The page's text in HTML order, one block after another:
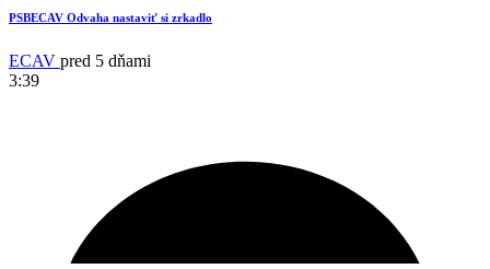
PSBECAV Odvaha nastaviť si zrkadlo
ECAV pred 5 dňami
3:39